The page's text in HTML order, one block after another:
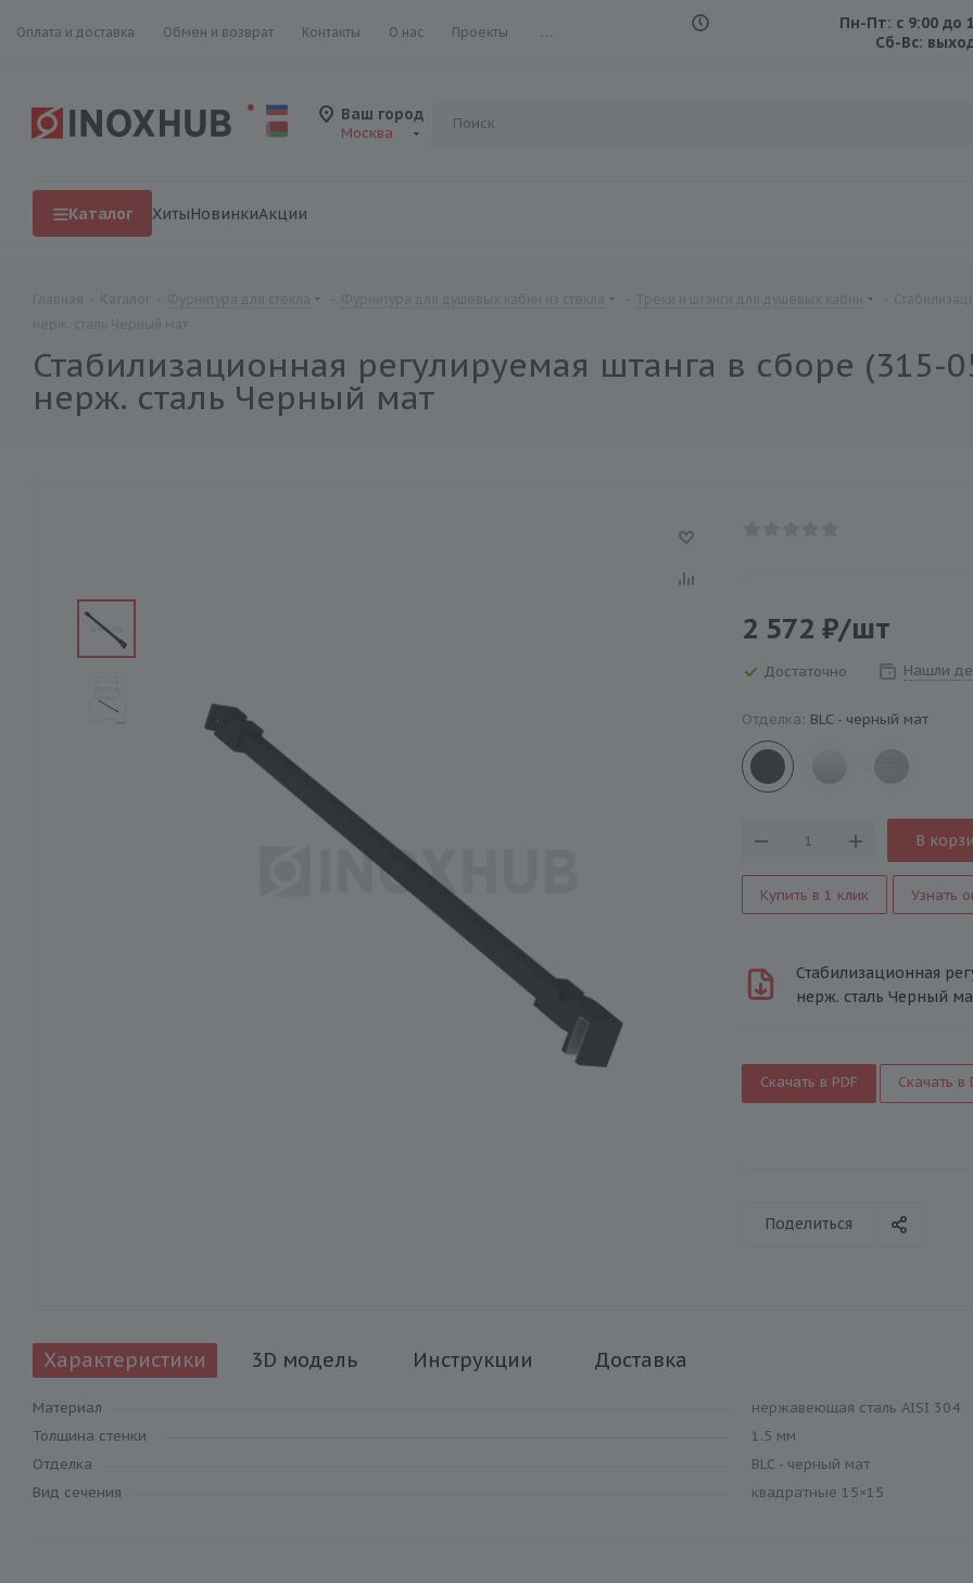
Оплата и доставка Обмен и возврат Контакты О нас Проекты ...
Пн-Пт: с 9:00 до
Сб-Вс:
Ваш город
Москва
Каталог ХитыНовинкиАкции
Стабилизационная регулируемая штанга в сборе (315-
нерж. сталь Черный мат
2 572 ₽/шт
Достаточно Нашли
Отделка: BLC - черный мат
В
Купить в 1 клик Узнать
Стабилизационная
нерж. сталь Черный
Скачать в PDF Скачать в
Поделиться
Характеристики 3D модель Инструкции Доставка
Материал
нержавеющая сталь AISI 304
Толщина стенки
1.5 мм
Отделка
BLC - черный мат
Вид сечения
квадратные 15×15